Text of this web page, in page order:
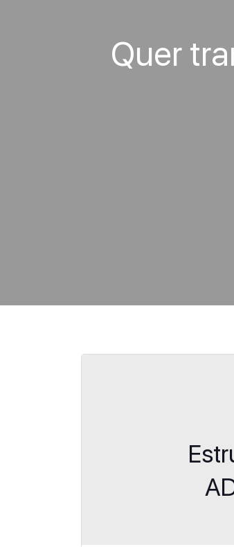
Quer